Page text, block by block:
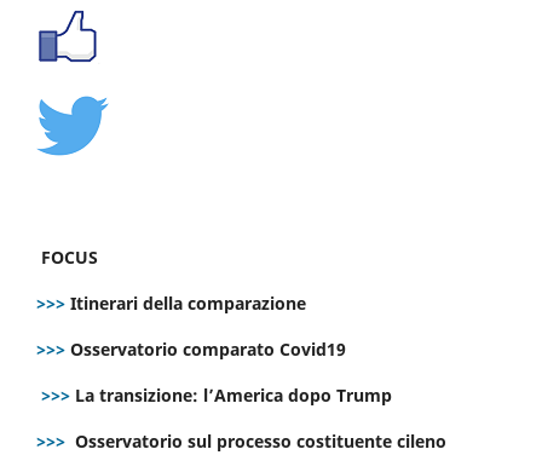
FOCUS
>>> Itinerari della comparazione
>>> Osservatorio comparato Covid19
>>> La transizione: l’America dopo Trump
>>> Osservatorio sul processo costituente cileno